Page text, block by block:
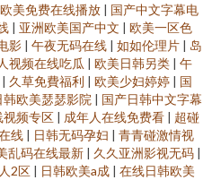
欧美免费在线播放 | 国产中文字幕电
| 亚洲欧美国产中文 | 欧美一区色
影 | 午夜无码在线 | 如如伦理片 | 岛
视频在线吃瓜 | 欧美日韩另类 | 午
| 久草免費福利 | 欧美少妇婷婷 | 国
韩欧美瑟瑟影院 | 国产日韩中文字幕
视频专区 | 成年人在线免费看 | 超碰
线 | 日韩无码孕妇 | 青青碰激情视
乱码在线最新 | 久久亚洲影视无码 |
2区 | 日韩欧美a成 | 在线日韩欧美